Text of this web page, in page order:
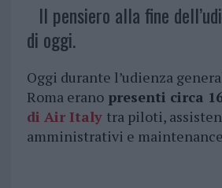
Il pensiero alla fine
di oggi.
Oggi durante l’udienza
Roma eranopresenti circa
di Air Italy tra piloti,
amministrativi e